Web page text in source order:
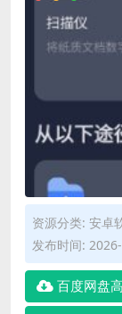
资源分类: 安卓
发布时间:
百度网盘